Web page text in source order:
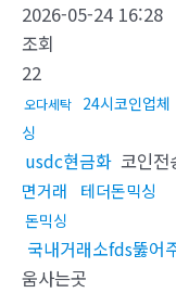
2026-05-24 16:28
조회
22
오다세탁 24시코인업체
싱
usdc현금화 코인전
면거래
테더돈믹싱
돈믹싱
국내거래소fds뚫어
움사는곳